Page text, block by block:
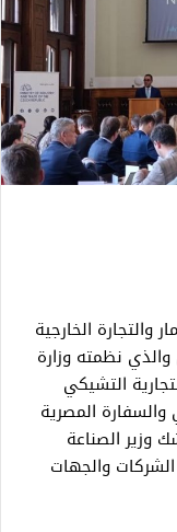
الخارجية
نظمته وزارة
التشيكي
والسفارة المصرية
وزير الصناعة
والجهات